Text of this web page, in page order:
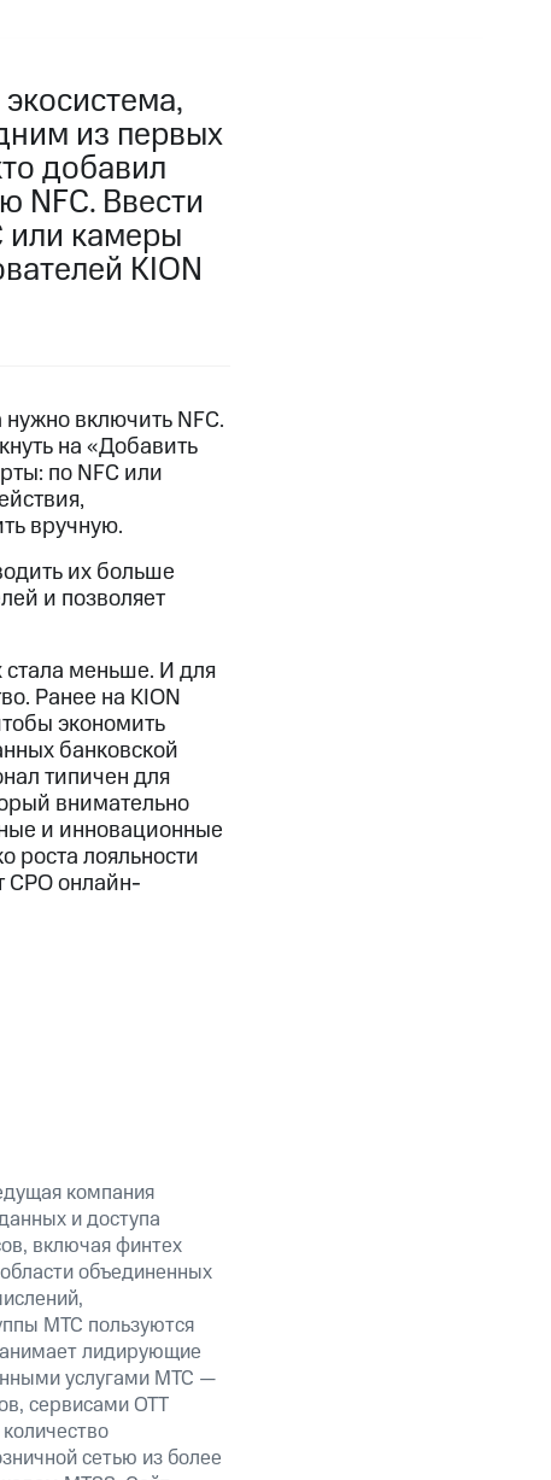
из первых
добавил
NFC. Ввести
или камеры
KION
включить NFC.
на «Добавить
по NFC или
вручную.
их больше
и позволяет
стала меньше. И для
Ранее на KION
экономить
банковской
типичен для
внимательно
и инновационные
роста лояльности
CPO онлайн-
компания
и доступа
включая финтех
объединенных
МТС пользуются
лидирующие
услугами МТС —
сервисами OTT
сетью из более